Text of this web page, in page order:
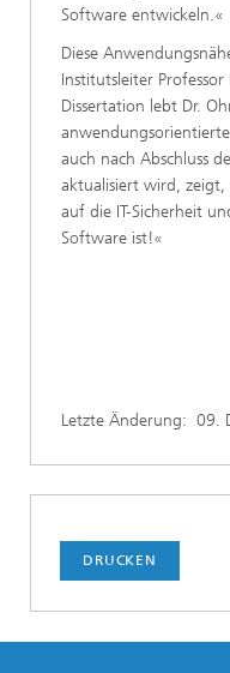
Software entwickeln.«
Diese
Institutsleiter
Dissertation lebt Dr.
auch nach Abschluss
aktualisiert wird,
auf die IT-Sicherheit
Software ist!«
Letzte Änderung: 09.
DRUCKEN